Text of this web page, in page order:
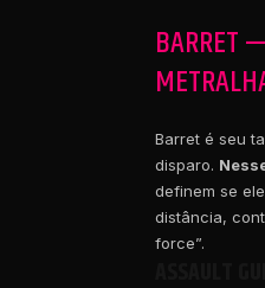
BARRET
Barret é seu
disparo.
definem se
distância,
force”.